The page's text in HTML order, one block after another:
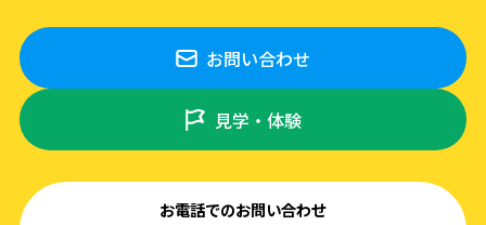
お問い合わせ
見学・体験
お電話でのお問い合わせ